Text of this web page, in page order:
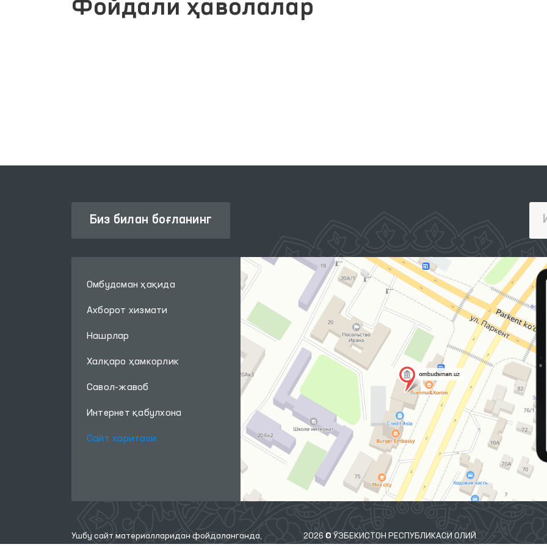
Фойдали ҳаволалар
Биз билан боғланинг
Омбудсман ҳақида
Ахборот хизмати
Нашрлар
Халқаро ҳамкорлик
Савол-жавоб
Интернет қабулхона
Сайт харитаси
Ушбу сайт материалларидан фойдаланганда,
2026 © ЎЗБЕКИСТОН РЕСПУБЛИКАСИ ОЛИЙ